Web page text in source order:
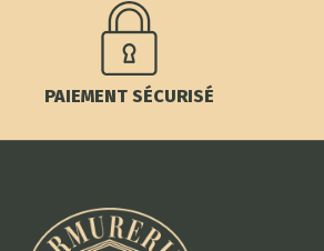
PAIEMENT SÉCURISÉ